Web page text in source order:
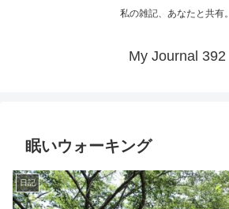
私の雑記、あなたと共有。
My Journal 392
眠いウォーキング
日記